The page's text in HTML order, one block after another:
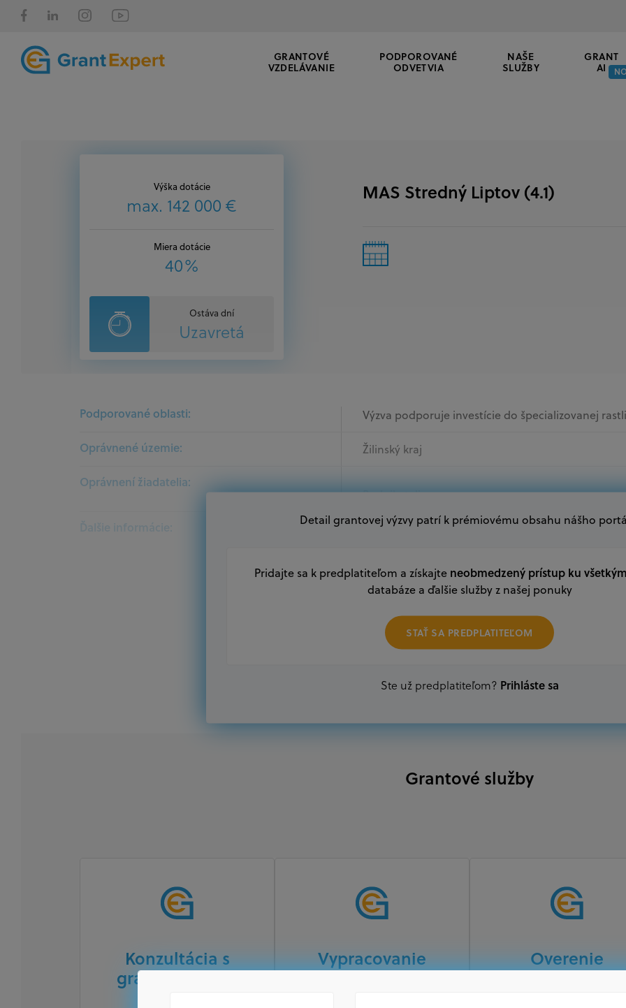
GRANTOVÉ
VZDELÁVANIE
PODPOROVANÉ
ODVETVIA
NAŠE
SLUŽBY
GRANT
AI
Výška dotácie
max. 142 000 €
Miera dotácie
40%
Ostáva dní
Uzavretá
MAS Stredný Liptov (4.1)
Podporované oblasti: Výzva podporuje investície do špecializovanej
Oprávnené územie: Žilinský kraj
Oprávnení žiadatelia:
Podnikatelia
Oprávnení žiadatelia:
Oprávnení partneri:
ako aj mimovládne organizácie zriadené ako
alebo akákoľvek medzinárodná organizácia,
Detail grantovej výzvy patrí k prémiovému obsahu nášho
Pridajte sa k predplatiteľom a získajte neobmedzený prístup ku
databáze a ďalšie služby z našej ponuky
STAŤ SA PREDPLATITEĽOM
Ste už predplatiteľom? Prihláste sa
Grantové služby
Konzultácia s
grantexpertom
Vypracovanie
projektu
Overenie
oprávnenosti